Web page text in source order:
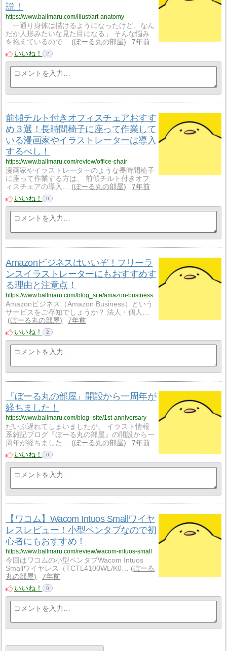
説！
https://www.ballmaru.com/illust/art-anatomy
「一通り身体は描けるようになったけど、なん
だか人形みたいな見た目になる」 そんな悩み
を抱えているので…
ぼーる丸の部屋
7年前
いいね！
2
前傾チルト付きオフィスチェアおすす
め３選！長時間椅子に座って作業して
いる漫画家やイラストレーターは導入
するべし！
https://www.ballmaru.com/review/office-chair
漫画家やイラストレーターのような長時間椅子
に座って作業する方は、 前傾チルト付きオフ
ィスチェアの導入…
ぼーる丸の部屋
7年前
いいね！
0
Amazonビジネスはいいぞ！フリーラ
ンスイラストレーターにもおすすめす
る理由と注意点！
https://www.ballmaru.com/blog_site/amazon-business
Amazonビジネス（Amazon Business）という
サービスをご存知でしょうか？ 法人・個人…
ぼーる丸の部屋
7年前
いいね！
2
『ぼーる丸の部屋』開設から一周年が
経ちました！
https://www.ballmaru.com/blog_site/1st-anniversary
だいぶ遅れてしまいましたが、 イラスト情報
系雑記ブログ『ぼーる丸の部屋』の開設から一
周年が経ちました…
ぼーる丸の部屋
7年前
いいね！
0
【ワコム】Wacom Intuos Smallワイヤ
レスレビュー！小型ペンタブなので初
心者にもおすすめ！
https://www.ballmaru.com/review/wacom-intuos-small
今回はワコムの小型ペンタブWacom Intuos
Smallワイヤレス（TCTL4100WL/K0…
ぼーる
丸の部屋
7年前
いいね！
0